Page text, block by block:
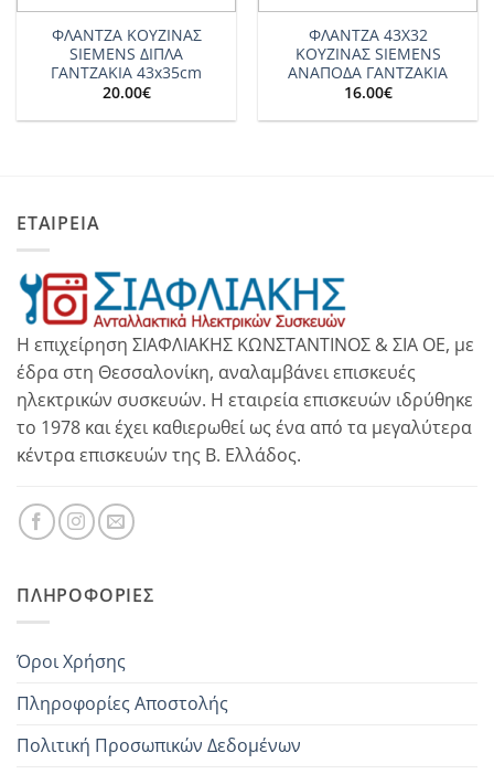
ΦΛΑΝΤΖΑ ΚΟΥΖΙΝΑΣ
SIEMENS ΔΙΠΛΑ
ΓΑΝΤΖΑΚΙΑ 43x35cm
20.00€
ΦΛΑΝΤΖΑ 43X32
ΚΟΥΖΙΝΑΣ SIEMENS
ΑΝΑΠΟΔΑ ΓΑΝΤΖΑΚΙΑ
16.00€
ΕΤΑΙΡΕΙΑ
Η επιχείρηση ΣΙΑΦΛΙΑΚΗΣ ΚΩΝΣΤΑΝΤΙΝΟΣ & ΣΙΑ ΟΕ, με
έδρα στη Θεσσαλονίκη, αναλαμβάνει επισκευές
ηλεκτρικών συσκευών. Η εταιρεία επισκευών ιδρύθηκε
το 1978 και έχει καθιερωθεί ως ένα από τα μεγαλύτερα
κέντρα επισκευών της Β. Ελλάδος.
ΠΛΗΡΟΦΟΡΊΕΣ
Όροι Χρήσης
Πληροφορίες Αποστολής
Πολιτική Προσωπικών Δεδομένων